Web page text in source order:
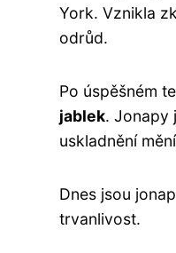
York. Vznikla
odrůd.
Po úspěšném
jablek. Jonapy
uskladnění
Dnes jsou
trvanlivost.